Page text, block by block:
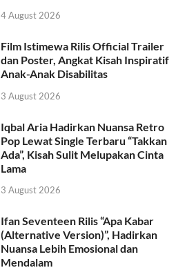
4 August 2026
Film Istimewa Rilis Official Trailer
dan Poster, Angkat Kisah Inspiratif
Anak-Anak Disabilitas
3 August 2026
Iqbal Aria Hadirkan Nuansa Retro
Pop Lewat Single Terbaru “Takkan
Ada”, Kisah Sulit Melupakan Cinta
Lama
3 August 2026
Ifan Seventeen Rilis “Apa Kabar
(Alternative Version)”, Hadirkan
Nuansa Lebih Emosional dan
Mendalam